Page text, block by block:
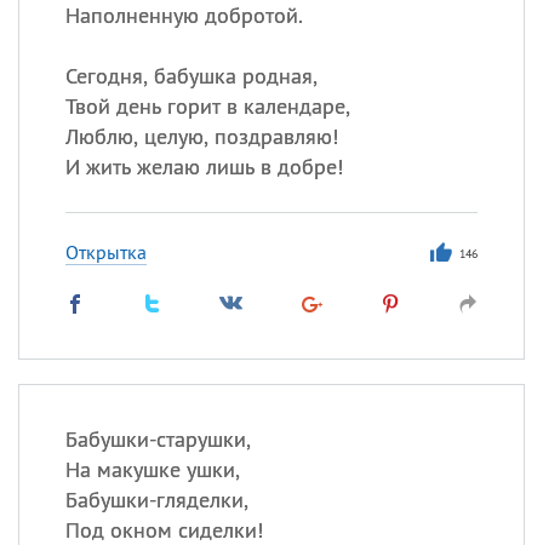
Наполненную добротой.
Сегодня, бабушка родная,
Твой день горит в календаре,
Люблю, целую, поздравляю!
И жить желаю лишь в добре!
Открытка 146
Бабушки-старушки,
На макушке ушки,
Бабушки-гляделки,
Под окном сиделки!